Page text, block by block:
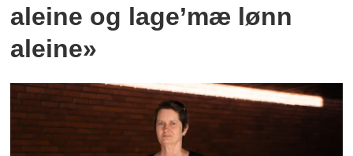
aleine og lage’mæ lønn
aleine»